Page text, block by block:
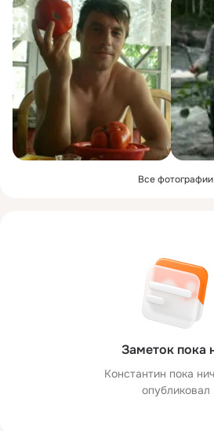
Все фотографии
Заметок пока
Константин пока
опубликовал